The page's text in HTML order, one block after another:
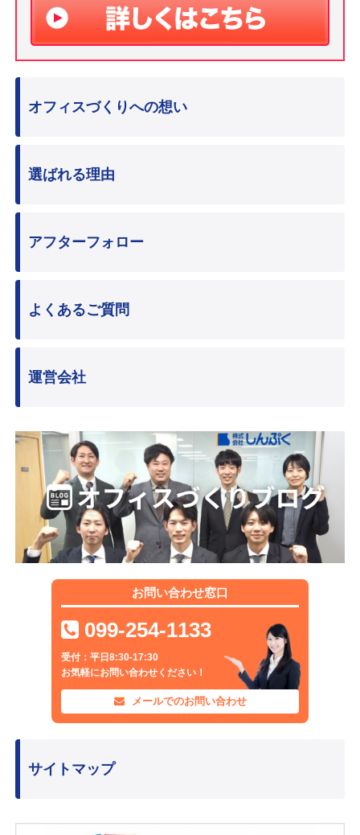
オフィスづくりへの想い
選ばれる理由
アフターフォロー
よくあるご質問
運営会社
お問い合わせ窓口
099-254-1133
受付：平日8:30-17:30
お気軽にお問い合わせください！
メールでのお問い合わせ
サイトマップ